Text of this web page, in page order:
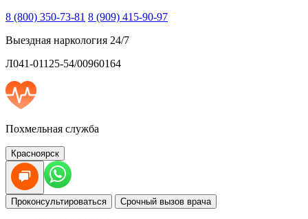
8 (800) 350-73-81 8 (909) 415-90-97
Выездная наркология 24/7
Л041-01125-54/00960164
Похмельная служба
Красноярск
Проконсультироваться Срочный вызов врача